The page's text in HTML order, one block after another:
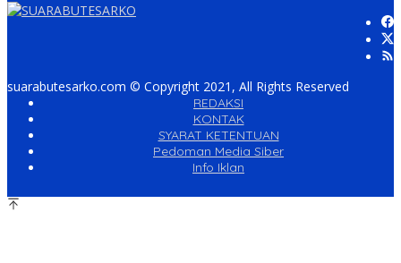
suarabutesarko.com © Copyright 2021, All Rights Reserved
REDAKSI
KONTAK
SYARAT KETENTUAN
Pedoman Media Siber
Info Iklan